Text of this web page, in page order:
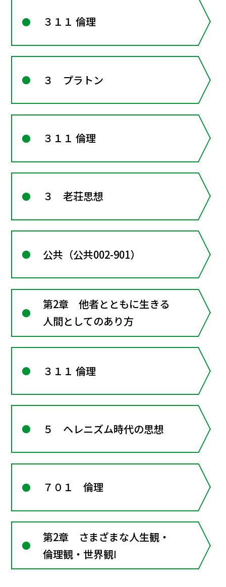
３１１ 倫理
３ プラトン
３１１ 倫理
３ 老荘思想
公共（公共002-901）
第2章 他者とともに生きる
人間としてのあり方
３１１ 倫理
５ ヘレニズム時代の思想
７０１ 倫理
第2章 さまざまな人生観・
倫理観・世界観Ⅰ